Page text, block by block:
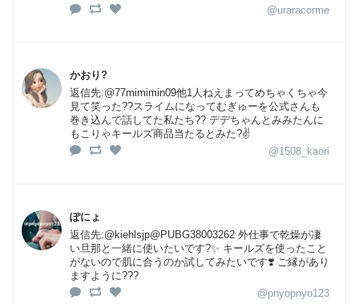
@uraracorme
かおり?
返信先:@77mimimin09他1人ねえまってめちゃくちゃ今
見て笑った??スライムになってむぎゅーを公式さんも
巻き込んで話してた私たち?? デデちゃんとみみたんに
もこりゃキールズ商品当たるとみた?✌️
@1508_kaori
ぽにょ
返信先:@kiehlsjp@PUBG38003262 外仕事で乾燥が凄
い旦那と一緒に使いたいです?✨ キールズを使ったこと
がないので肌に合うのか試してみたいです❣️ ご縁があり
ますように???
@pnyopnyo123